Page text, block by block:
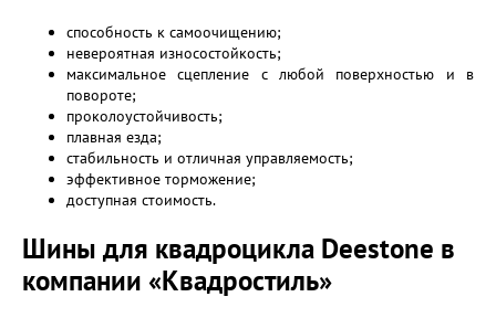
способность к самоочищению;
невероятная износостойкость;
максимальное сцепление с любой поверхностью и в
повороте;
проколоустойчивость;
плавная езда;
стабильность и отличная управляемость;
эффективное торможение;
доступная стоимость.
Шины для квадроцикла Deestone в
компании «Квадростиль»